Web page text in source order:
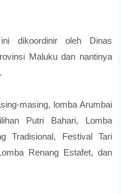
dikoordinir oleh Dinas
Maluku dan nantinya
masing, lomba Arumbai
Putri Bahari, Lomba
Tradisional, Festival Tari
Renang Estafet, dan